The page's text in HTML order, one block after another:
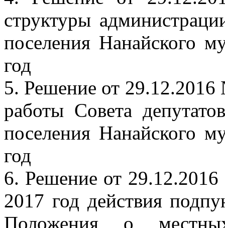
структуры
поселения Нанайского
год
5. Решение от
работы Совета
поселения Нанайского
год
6. Решение от
2017 год действия
Положения о